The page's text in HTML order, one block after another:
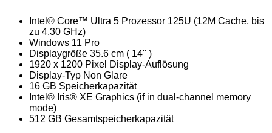
Intel® Core™ Ultra 5 Prozessor 125U (12M Cache, bis
zu 4.30 GHz)
Windows 11 Pro
Displaygröße 35.6 cm ( 14" )
1920 x 1200 Pixel Display-Auflösung
Display-Typ Non Glare
16 GB Speicherkapazität
Intel® Iris® XE Graphics (if in dual-channel memory
mode)
512 GB Gesamtspeicherkapazität